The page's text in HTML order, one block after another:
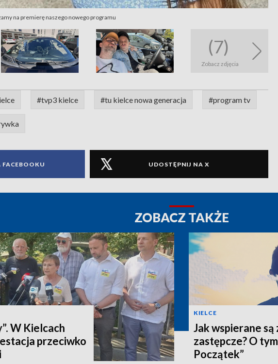
na premierę naszego nowego programu
(7)
Zobacz zdjęcia
#tvp3 kielce #tu kielce nowa generacja #program tv
FACEBOOKU UDOSTĘPNIJ NA X
ZOBACZ TAKŻE
W Kielcach
przeciwko
KIELCE
Jak wspierane
zastępcze? O
Początek”